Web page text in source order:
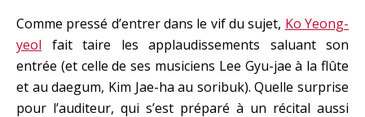
Comme pressé d’entrer dans le vif du sujet, Ko Yeong-
yeol fait taire les applaudissements saluant son
entrée (et celle de ses musiciens Lee Gyu-jae à la flûte
et au daegum, Kim Jae-ha au soribuk). Quelle surprise
pour l’auditeur, qui s’est préparé à un récital aussi